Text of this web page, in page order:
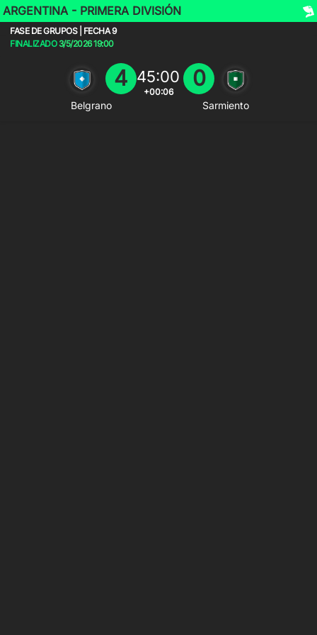
ARGENTINA - PRIMERA DIVISIÓN
FASE DE GRUPOS | FECHA 9
FINALIZADO 3/5/202619:00
Belgrano
4 45:00
+00:06
0
Sarmiento